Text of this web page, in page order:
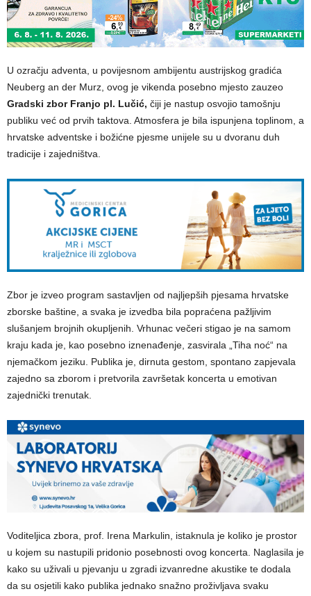
U ozračju adventa, u povijesnom ambijentu austrijskog gradića
Neuberg an der Murz, ovog je vikenda posebno mjesto zauzeo
Gradski zbor Franjo pl. Lučić, čiji je nastup osvojio tamošnju
publiku već od prvih taktova. Atmosfera je bila ispunjena toplinom, a
hrvatske adventske i božićne pjesme unijele su u dvoranu duh
tradicije i zajedništva.
Zbor je izveo program sastavljen od najljepših pjesama hrvatske
zborske baštine, a svaka je izvedba bila popraćena pažljivim
slušanjem brojnih okupljenih. Vrhunac večeri stigao je na samom
kraju kada je, kao posebno iznenađenje, zasvirala „Tiha noć“ na
njemačkom jeziku. Publika je, dirnuta gestom, spontano zapjevala
zajedno sa zborom i pretvorila završetak koncerta u emotivan
zajednički trenutak.
Voditeljica zbora, prof. Irena Markulin, istaknula je koliko je prostor
u kojem su nastupili pridonio posebnosti ovog koncerta. Naglasila je
kako su uživali u pjevanju u zgradi izvanredne akustike te dodala
da su osjetili kako publika jednako snažno proživljava svaku